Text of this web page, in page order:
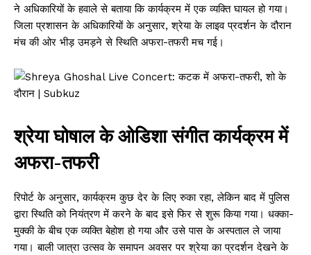
ने अधिकारियों के हवाले से बताया कि कार्यक्रम में एक व्यक्ति घायल हो गया।
जिला प्रशासन के अधिकारियों के अनुसार, श्रेया के लाइव प्रदर्शन के दौरान
मंच की ओर भीड़ उमड़ने से स्थिति अफरा-तफरी मच गई।
श्रेया घोषाल के ओडिशा संगीत कार्यक्रम में
अफरा-तफरी
रिपोर्ट के अनुसार, कार्यक्रम कुछ देर के लिए रुका रहा, लेकिन बाद में पुलिस
द्वारा स्थिति को नियंत्रण में करने के बाद इसे फिर से शुरू किया गया। धक्का-
मुक्की के बीच एक व्यक्ति बेहोश हो गया और उसे पास के अस्पताल ले जाया
गया। बाली जात्रा उत्सव के समापन अवसर पर श्रेया का प्रदर्शन देखने के